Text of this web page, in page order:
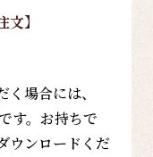
文】
場合には、
す。お持ちで
ウンロードくだ